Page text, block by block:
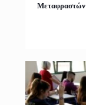
Μεταφραστών